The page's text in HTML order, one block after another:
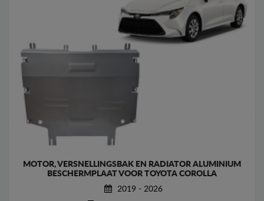
MOTOR, VERSNELLINGSBAK EN RADIATOR ALUMINIUM
BESCHERMPLAAT VOOR TOYOTA COROLLA
2019 - 2026